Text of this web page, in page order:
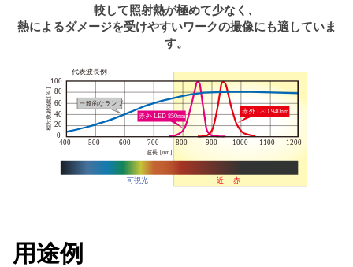
較して照射熱が極めて少なく、
熱によるダメージを受けやすいワークの撮像にも適していま
す。
用途例